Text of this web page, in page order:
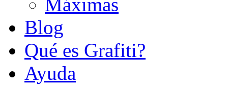
Máximas
Blog
Qué es Grafiti?
Ayuda